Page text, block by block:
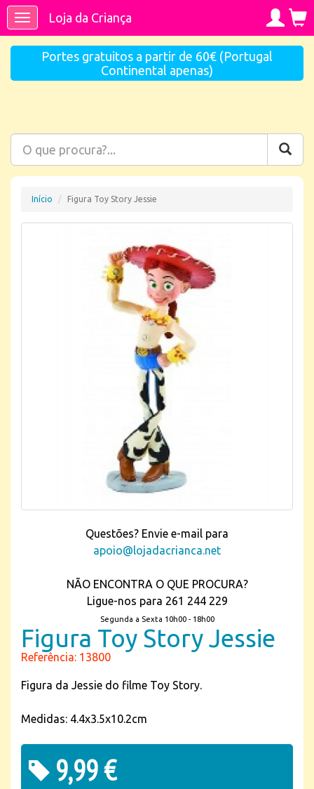
ToggleLoja da Criança
Portes gratuitos a partir de 60€ (Portugal
Continental apenas)
Início Figura Toy Story Jessie
Questões? Envie e-mail para
apoio@lojadacrianca.net
NÃO ENCONTRA O QUE PROCURA?
Ligue-nos para 261 244 229
Segunda a Sexta 10h00 - 18h00
Figura Toy Story Jessie
Referência: 13800
Figura da Jessie do filme Toy Story.
Medidas: 4.4x3.5x10.2cm
9,99 €